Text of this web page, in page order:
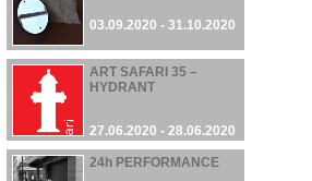
03.09.2020 - 31.10.2020
ART SAFARI 35 –
HYDRANT
27.06.2020 - 28.06.2020
24h PERFORMANCE